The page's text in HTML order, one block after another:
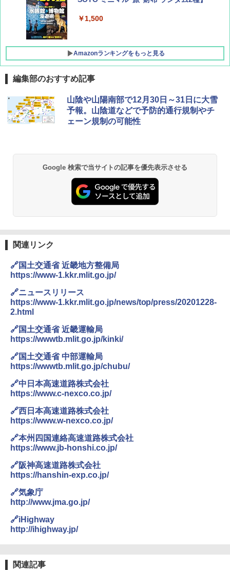
￥1,500
Amazonランキングをもっと見る
D40 地球の歩き方 チェンマイ タイ北部の魅
力的な町 2026～2027 地球の歩き方D アジア
￥2,079
球の歩き方A ヨーロッパ
￥2,479
￥2,277
地球の歩き方 スター・ウォーズ
￥2,695
新しい日本地理 地図・統計・移動から読み
解く (講談社現代新書)
￥1,540
[キャンパーズコレクション 山善] ポップアッ
プテント 傘みたいに広げて畳める パッとサ
ッとサンシェード キューブ フルクローズ メ
ッシュ 簡単設置 ワンタッチテント キャンプ
PYKES PEAK (パイクスピーク) 着替えテン
ト プライバシー テント 【中が透けない】 1
人用 折りたたみ 防災グッズ 災害用トイレ ビ
ーチ ピクニック ポップアップテント 携帯 簡
ENDLESS BASE 《めざましテレビで紹介》
テント ワンタッチ RENEW 幅200 2-3人用 43
500002(88859)
￥5,499
[キャンパーズコレクション 山善] 傘みたいに
広げるだけ パッとサッとテント ブラックコ
ーティング フルクローズ メッシュ 3-4人用
簡単設置 ポップアップテント エクルベージ
ュ(BC仕様) PATC-150B(EB)
￥8,991
Coleman(コールマン) ツーリングドーム/LD
X 2人用 3人用 キャンプ アウトドア フェス
収納 コンパクト 簡単設営 カンガルーテント
ソロキャンプ ソロテント
BUNDOK(バンドック)ソロ ドーム 1 EX BDK
-08EX カーキ ソロキャンプ ポリエステル フ
レーム テント
026リニューアル 急速冷凍 空間倍増 衛生的
コンパクト 保冷力長持ち
￥2,980
付き ヒグマ・イノシシ対策 自治体・教育機
関の購入実績 登山・キャンプ・アウトドア・
防災用品 長期保存可能 緊急時用 日本国内発
￥3,680
DEWEL パラソル 大型 ビーチ アウトドアパ
ラソル ガーデン サイトシート付 折りたたみ
防水 UVカット 4段階高さ調整 軽量 収納袋付
き
￥6,459
ポインターライト 強力 小型 緑色/赤色/青紫色
USB充電式 高精度 超長距離照射 長時間使用
可能 安全ロック付き 高安全性 金属製耐久 コ
ンパクト多機能設計 持ち運び便利 アウトド
ア/オフィス/教育現場/展示会用 緑
￥1,180
編集部のおすすめ記事
山陰や山陽南部で12月30日～31日に大雪
予報。山陰道などで予防的通行規制やチ
ェーン規制の可能性
Google 検索で当サイトの記事を優先表示させる
関連リンク
🔗国土交通省 近畿地方整備局
https://www-1.kkr.mlit.go.jp/
🔗ニュースリリース
https://www-1.kkr.mlit.go.jp/news/top/press/20201228-
2.html
🔗国土交通省 近畿運輸局
https://wwwtb.mlit.go.jp/kinki/
🔗国土交通省 中部運輸局
https://wwwtb.mlit.go.jp/chubu/
🔗中日本高速道路株式会社
https://www.c-nexco.co.jp/
🔗西日本高速道路株式会社
https://www.w-nexco.co.jp/
🔗本州四国連絡高速道路株式会社
https://www.jb-honshi.co.jp/
🔗阪神高速道路株式会社
https://hanshin-exp.co.jp/
🔗気象庁
http://www.jma.go.jp/
🔗iHighway
http://ihighway.jp/
関連記事